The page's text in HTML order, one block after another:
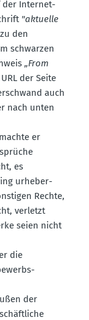
der Inter­net­
"aktuelle
den
schwarzen
„From
der Seite
auch
nach unten
er
es
urheber­
Rechte,
verletzt
seien nicht
die
der